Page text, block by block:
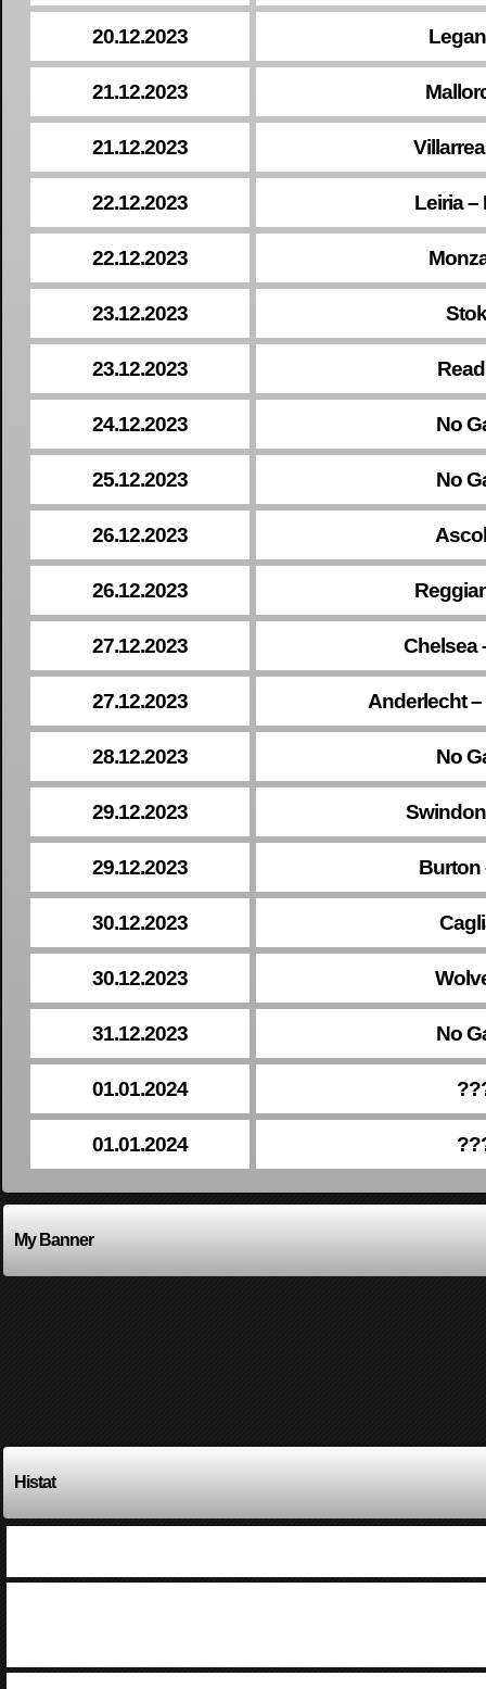
20.12.2023
21.12.2023
21.12.2023
22.12.2023 Leiria –
22.12.2023
23.12.2023
23.12.2023
24.12.2023 No
25.12.2023 No
26.12.2023
26.12.2023
27.12.2023 Chelsea
27.12.2023 Anderlecht
28.12.2023 No
29.12.2023
29.12.2023 Burton
30.12.2023
30.12.2023
31.12.2023 No
01.01.2024
01.01.2024
My Banner
Histat